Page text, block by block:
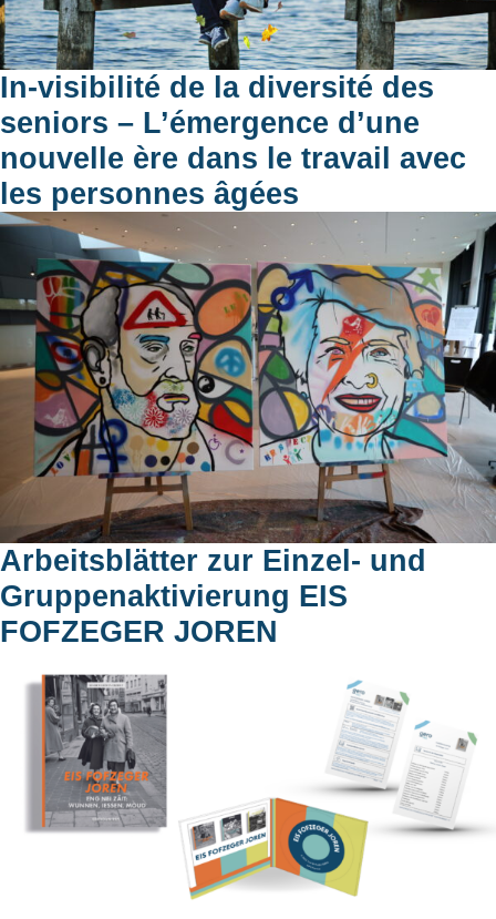
In-visibilité de la diversité des
seniors – L’émergence d’une
nouvelle ère dans le travail avec
les personnes âgées
Arbeitsblätter zur Einzel- und
Gruppenaktivierung EIS
FOFZEGER JOREN